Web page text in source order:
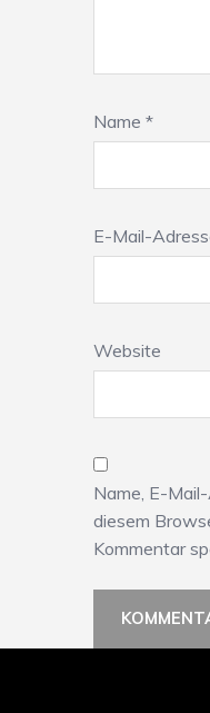
Name *
E-Mail-
Website
Name, E-
diesem
Kommentar